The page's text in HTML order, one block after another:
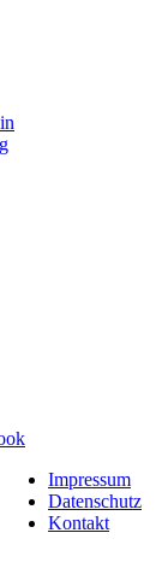
überspringen
Impressum
Datenschutz
Kontakt